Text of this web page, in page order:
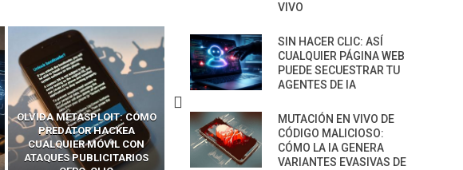
OLVIDA METASPLOIT: CÓMO
PREDATOR HACKEA
CUALQUIER MÓVIL CON
ATAQUES PUBLICITARIOS
CÓMO LOS HACKERS
INTERCEPTAN OTPS Y
LLAMADAS MÓVILES SIN
‘HACKEAR’ — EL INCREÍBLE
13 TÉCNICAS
RIDÍCULAMENTE
PARA HACKEAR Y
NAVEGADORES DE IA
VIVO
SIN HACER CLIC: ASÍ
CUALQUIER PÁGINA WEB
PUEDE SECUESTRAR TU
AGENTES DE IA
MUTACIÓN EN VIVO DE
CÓDIGO MALICIOSO:
CÓMO LA IA GENERA
VARIANTES EVASIVAS DE